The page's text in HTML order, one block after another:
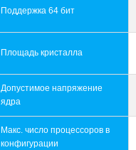
Поддержка 64 бит
Площадь кристалла
Допустимое напряжение
ядра
Макс. число процессоров в
конфигурации